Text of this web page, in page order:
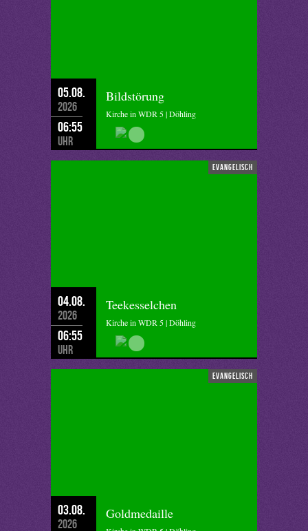
05.08.
2026
06:55
Uhr
Bildstörung
Kirche in WDR 5 | Döhling
evangelisch
04.08.
2026
06:55
Uhr
Teekesselchen
Kirche in WDR 5 | Döhling
evangelisch
03.08.
2026
Goldmedaille